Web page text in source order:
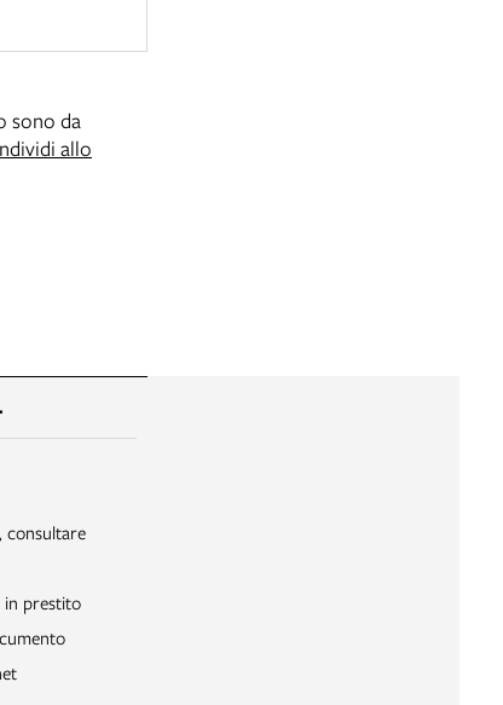
sono da
allo
consultare
in prestito